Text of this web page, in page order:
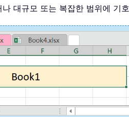
대규모 또는 복잡한 범위에 기